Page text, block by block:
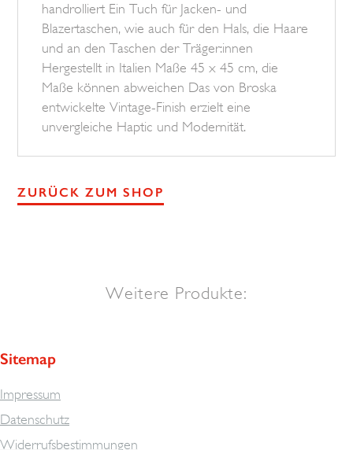
handrolliert Ein Tuch für Jacken- und
Blazertaschen, wie auch für den Hals, die Haare
und an den Taschen der Träger:innen
Hergestellt in Italien Maße 45 x 45 cm, die
Maße können abweichen Das von Broska
entwickelte Vintage-Finish erzielt eine
unvergleiche Haptic und Modernität.
ZURÜCK ZUM SHOP
Weitere Produkte:
Sitemap
Impressum
Datenschutz
Widerrufsbestimmungen